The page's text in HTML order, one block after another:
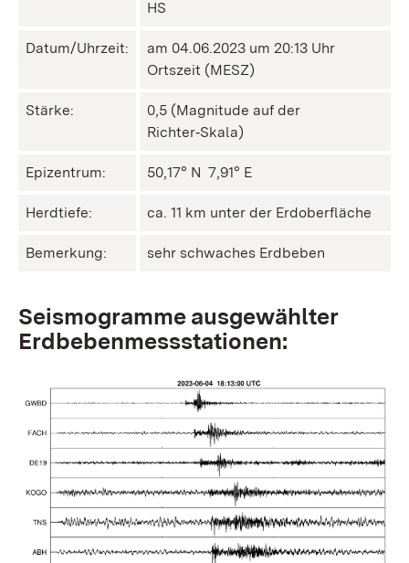
HS
Datum/Uhrzeit:
am 04.06.2023 um 20:13 Uhr
Ortszeit (MESZ)
Stärke:
0,5 (Magnitude auf der
Richter‑Skala)
Epizentrum: 50,17° N ㅤ 7,91° E
Herdtiefe: ca. 11 km unter der Erdoberfläche
Bemerkung: sehr schwaches Erdbeben
Seismogramme ausgewählter
Erdbebenmessstationen: